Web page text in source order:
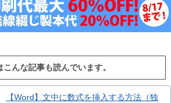
んな記事も読んでいます。
【Word】文中に数式を挿入する方法（独